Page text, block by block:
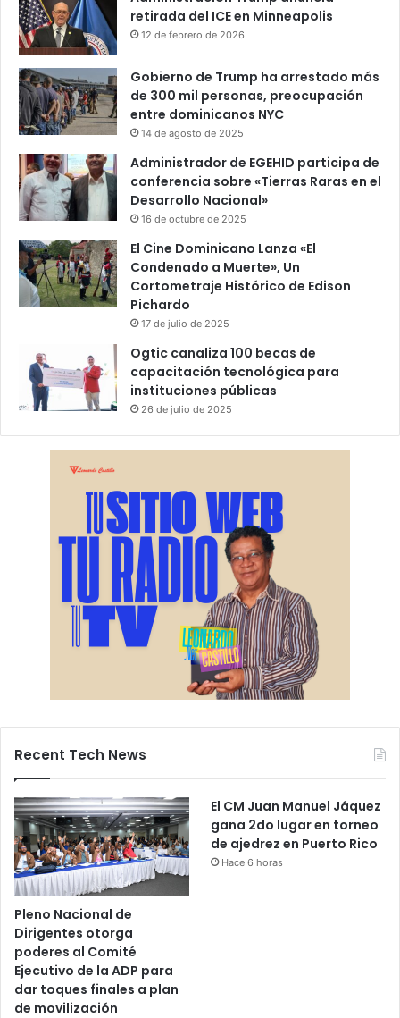
retirada del ICE en Minneapolis
12 de febrero de 2026
Gobierno de Trump ha arrestado más
de 300 mil personas, preocupación
entre dominicanos NYC
14 de agosto de 2025
Administrador de EGEHID participa de
conferencia sobre «Tierras Raras en el
Desarrollo Nacional»
16 de octubre de 2025
El Cine Dominicano Lanza «El
Condenado a Muerte», Un
Cortometraje Histórico de Edison
Pichardo
17 de julio de 2025
Ogtic canaliza 100 becas de
capacitación tecnológica para
instituciones públicas
26 de julio de 2025
Recent Tech News
Pleno Nacional de
Dirigentes otorga
poderes al Comité
Ejecutivo de la ADP para
dar toques finales a plan
de movilización
El CM Juan Manuel Jáquez
gana 2do lugar en torneo
de ajedrez en Puerto Rico
Hace 6 horas